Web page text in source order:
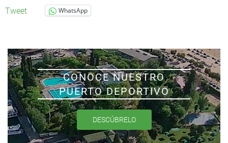
Tweet WhatsApp
CONOCE NUESTRO
PUERTO DEPORTIVO
DESCÚBRELO